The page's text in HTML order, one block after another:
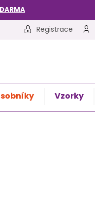
Registrace
Vzorky